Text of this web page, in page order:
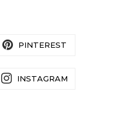
PINTEREST
INSTAGRAM